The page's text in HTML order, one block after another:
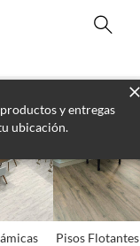
y entregas
ubicación.
Pisos Flotantes